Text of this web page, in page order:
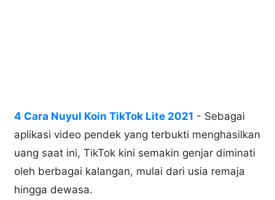
4 Cara Nuyul Koin TikTok Lite 2021 - Sebagai
aplikasi video pendek yang terbukti menghasilkan
uang saat ini, TikTok kini semakin genjar diminati
oleh berbagai kalangan, mulai dari usia remaja
hingga dewasa.